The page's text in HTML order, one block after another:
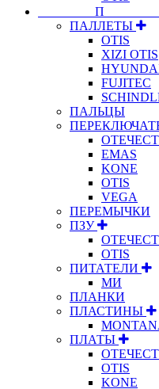
ПАЛЛЕТЫ
OTIS
XIZI OTIS
FUJITEC
ПАЛЬЦЫ
EMAS
KONE
OTIS
VEGA
ПЕРЕМЫЧКИ
ПЗУ
OTIS
ПИТАТЕЛИ
МИ
ПЛАНКИ
ПЛАСТИНЫ
ПЛАТЫ
OTIS
KONE